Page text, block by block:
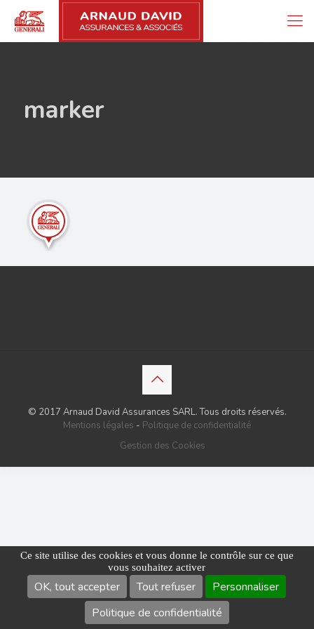
Ce site utilise des cookies et vous donne le contrôle sur ce que
vous souhaitez activer
OK, tout accepter Tout refuser
Personnaliser
Politique de confidentialité
marker
© 2017 Arnaud David Assurances SARL. Tous droits réservés.
Mentions légales - Politique de confidentialité
Gestion des Cookies